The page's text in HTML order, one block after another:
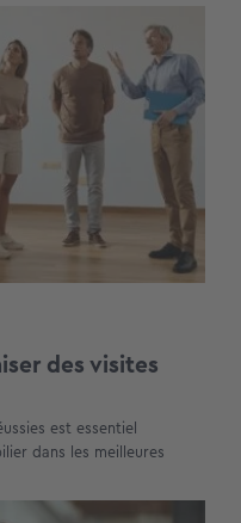
des visites
est essentiel
dans les meilleures